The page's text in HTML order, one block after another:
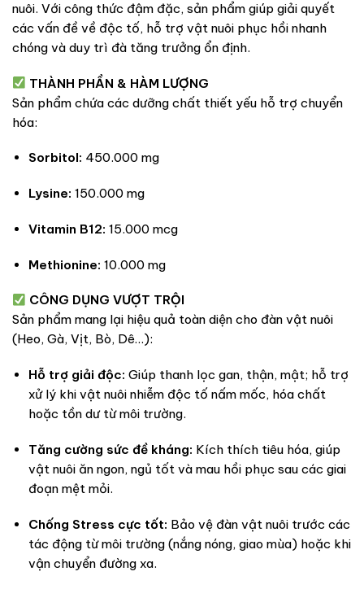
nuôi. Với công thức đậm đặc, sản phẩm giúp giải quyết
các vấn đề về độc tố, hỗ trợ vật nuôi phục hồi nhanh
chóng và duy trì đà tăng trưởng ổn định.
THÀNH PHẦN & HÀM LƯỢNG
Sản phẩm chứa các dưỡng chất thiết yếu hỗ trợ chuyển
hóa:
Sorbitol: 450.000 mg
Lysine: 150.000 mg
Vitamin B12: 15.000 mcg
Methionine: 10.000 mg
CÔNG DỤNG VƯỢT TRỘI
Sản phẩm mang lại hiệu quả toàn diện cho đàn vật nuôi
(Heo, Gà, Vịt, Bò, Dê…):
Hỗ trợ giải độc: Giúp thanh lọc gan, thận, mật; hỗ trợ
xử lý khi vật nuôi nhiễm độc tố nấm mốc, hóa chất
hoặc tồn dư từ môi trường.
Tăng cường sức đề kháng: Kích thích tiêu hóa, giúp
vật nuôi ăn ngon, ngủ tốt và mau hồi phục sau các giai
đoạn mệt mỏi.
Chống Stress cực tốt: Bảo vệ đàn vật nuôi trước các
tác động từ môi trường (nắng nóng, giao mùa) hoặc khi
vận chuyển đường xa.